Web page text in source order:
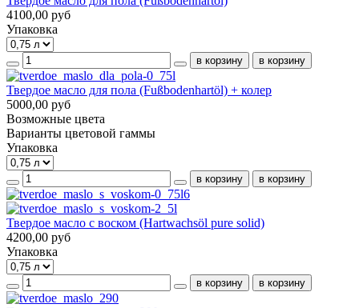
4100,00 руб
Упаковка
Твердое масло для пола (Fußbodenhartöl) + колер
5000,00 руб
Возможные цвета
Варианты цветовой гаммы
Упаковка
Твердое масло с воском (Hartwachsöl pure solid)
4200,00 руб
Упаковка